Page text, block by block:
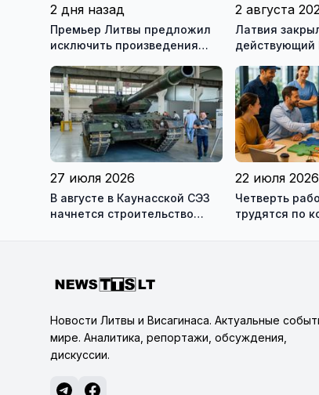
2 дня назад
Премьер Литвы предложил
исключить произведения
рекомендуемой литературы
2 августа
Латвия
действующий
27 июля 2026
В августе в Каунасской СЭЗ
начнется строительство
22 июля 2026
Четверть
трудятся по
Новости Литвы и Висагинаса. Актуальные
мире. Аналитика, репортажи, обсуждения,
дискуссии.